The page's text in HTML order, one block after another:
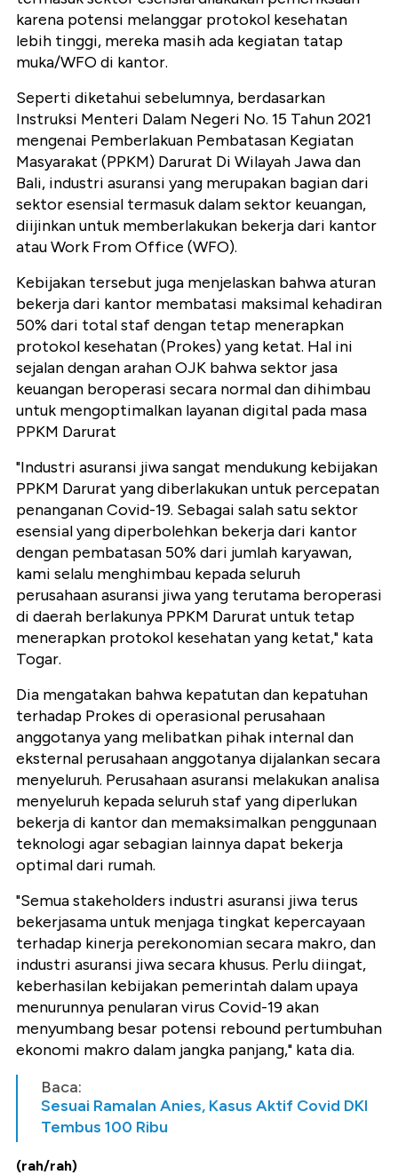
karena potensi melanggar protokol kesehatan
lebih tinggi, mereka masih ada kegiatan tatap
muka/WFO di kantor.
Seperti diketahui sebelumnya, berdasarkan
Instruksi Menteri Dalam Negeri No. 15 Tahun 2021
mengenai Pemberlakuan Pembatasan Kegiatan
Masyarakat (PPKM) Darurat Di Wilayah Jawa dan
Bali, industri asuransi yang merupakan bagian dari
sektor esensial termasuk dalam sektor keuangan,
diijinkan untuk memberlakukan bekerja dari kantor
atau Work From Office (WFO).
Kebijakan tersebut juga menjelaskan bahwa aturan
bekerja dari kantor membatasi maksimal kehadiran
50% dari total staf dengan tetap menerapkan
protokol kesehatan (Prokes) yang ketat. Hal ini
sejalan dengan arahan OJK bahwa sektor jasa
keuangan beroperasi secara normal dan dihimbau
untuk mengoptimalkan layanan digital pada masa
PPKM Darurat
"Industri asuransi jiwa sangat mendukung kebijakan
PPKM Darurat yang diberlakukan untuk percepatan
penanganan Covid-19. Sebagai salah satu sektor
esensial yang diperbolehkan bekerja dari kantor
dengan pembatasan 50% dari jumlah karyawan,
kami selalu menghimbau kepada seluruh
perusahaan asuransi jiwa yang terutama beroperasi
di daerah berlakunya PPKM Darurat untuk tetap
menerapkan protokol kesehatan yang ketat," kata
Togar.
Dia mengatakan bahwa kepatutan dan kepatuhan
terhadap Prokes di operasional perusahaan
anggotanya yang melibatkan pihak internal dan
eksternal perusahaan anggotanya dijalankan secara
menyeluruh. Perusahaan asuransi melakukan analisa
menyeluruh kepada seluruh staf yang diperlukan
bekerja di kantor dan memaksimalkan penggunaan
teknologi agar sebagian lainnya dapat bekerja
optimal dari rumah.
"Semua stakeholders industri asuransi jiwa terus
bekerjasama untuk menjaga tingkat kepercayaan
terhadap kinerja perekonomian secara makro, dan
industri asuransi jiwa secara khusus. Perlu diingat,
keberhasilan kebijakan pemerintah dalam upaya
menurunnya penularan virus Covid-19 akan
menyumbang besar potensi rebound pertumbuhan
ekonomi makro dalam jangka panjang," kata dia.
Baca:
Sesuai Ramalan Anies, Kasus Aktif Covid DKI
Tembus 100 Ribu
(rah/rah)